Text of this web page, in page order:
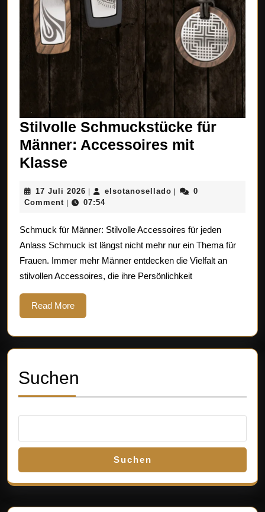
Stilvolle Schmuckstücke für
Männer: Accessoires mit
Klasse
für
Accessoires
mit
Klasse
17 Juli 2026 17
Juli
elsotanosellado elsotanosellado
0
Comment
07:54
Schmuck für Männer: Stilvolle Accessoires für jeden
Anlass Schmuck ist längst nicht mehr nur ein Thema für
Frauen. Immer mehr Männer entdecken die Vielfalt an
stilvollen Accessoires, die ihre Persönlichkeit
Read MoreRead
More
Suchen
Suchen